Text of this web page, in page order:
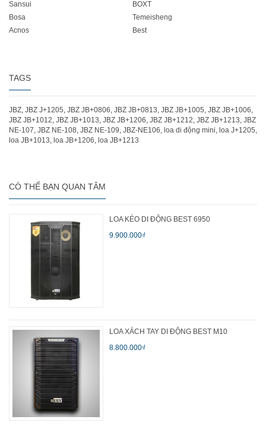
Sansui
BOXT
Bosa
Temeisheng
Acnos
Best
TAGS
JBZ JBZ J+1205 JBZ JB+0806 JBZ JB+0813 JBZ JB+1005 JBZ JB+1006
JBZ JB+1012 JBZ JB+1013 JBZ JB+1206 JBZ JB+1212 JBZ JB+1213 JBZ
NE-107 JBZ NE-108 JBZ NE-109 JBZ-NE106 loa di động mini loa J+1205
loa JB+1013 loa JB+1206 loa JB+1213
CÓ THỂ BẠN QUAN TÂM
LOA KÉO DI ĐỘNG BEST 6950
9.900.000₫
LOA XÁCH TAY DI ĐỘNG BEST M10
8.800.000₫